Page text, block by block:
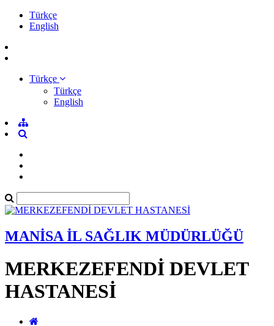
Türkçe
English
Türkçe
Türkçe
English
MANİSA İL SAĞLIK MÜDÜRLÜĞÜ
MERKEZEFENDİ DEVLET
HASTANESİ